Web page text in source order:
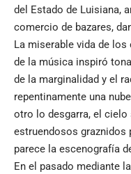
del Estado de Luisiana,
comercio de bazares,
La miserable vida de
de la música inspiró
de la marginalidad y el
repentinamente una
otro lo desgarra, el
estruendosos graznidos
parece la escenografía
En el pasado mediante